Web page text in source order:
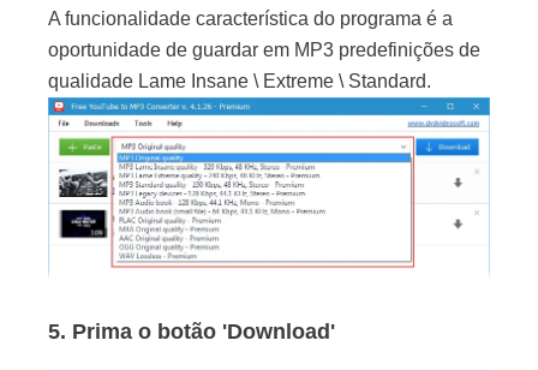
A funcionalidade característica do programa é a
oportunidade de guardar em MP3 predefinições de
qualidade Lame Insane \ Extreme \ Standard.
5. Prima o botão 'Download'